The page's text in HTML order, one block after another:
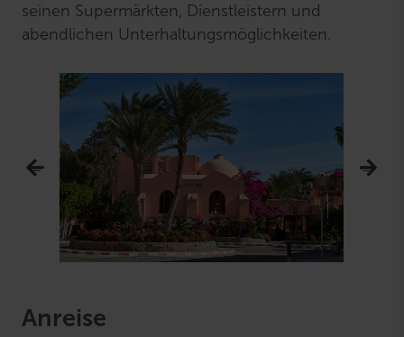
seinen Supermärkten, Dienstleistern und
abendlichen Unterhaltungsmöglichkeiten.
Anreise